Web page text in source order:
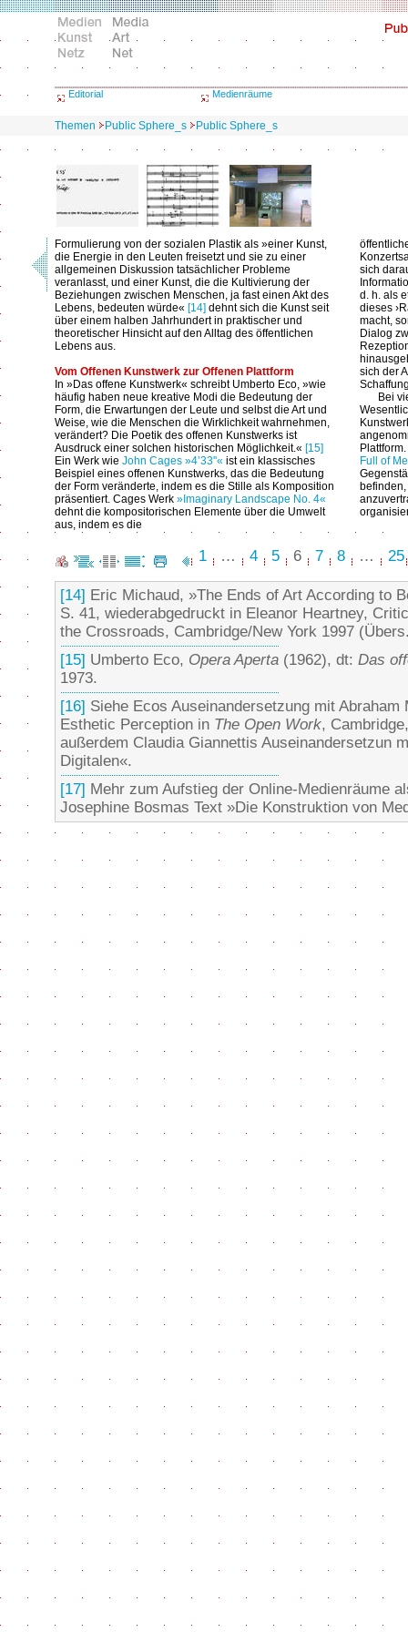
Editorial Medienräume
Themen Public Sphere_s Public Sphere_s
Formulierung von der sozialen Plastik als »einer Kunst,
die Energie in den Leuten freisetzt und sie zu einer
allgemeinen Diskussion tatsächlicher Probleme
veranlasst, und einer Kunst, die die Kultivierung der
Beziehungen zwischen Menschen, ja fast einen Akt des
Lebens, bedeuten würde« [14] dehnt sich die Kunst seit
über einem halben Jahrhundert in praktischer und
theoretischer Hinsicht auf den Alltag des öffentlichen
Lebens aus.
Vom Offenen Kunstwerk zur Offenen Plattform
In »Das offene Kunstwerk« schreibt Umberto Eco, »wie
häufig haben neue kreative Modi die Bedeutung der
Form, die Erwartungen der Leute und selbst die Art und
Weise, wie die Menschen die Wirklichkeit wahrnehmen,
verändert? Die Poetik des offenen Kunstwerks ist
Ausdruck einer solchen historischen Möglichkeit.« [15]
Ein Werk wie John Cages »4’33''« ist ein klassisches
Beispiel eines offenen Kunstwerks, das die Bedeutung
der Form veränderte, indem es die Stille als Komposition
präsentiert. Cages Werk »Imaginary Landscape No. 4«
dehnt die kompositorischen Elemente über die Umwelt
aus, indem es die
sich
d. h. als
dieses
macht,
Dialog
sich der
Bei
Plattform.
Full of
1 … 4 5 6 7 8 … 25
[14] Eric Michaud, »The Ends of Art According to
S. 41, wiederabgedruckt in Eleanor Heartney,
the Crossroads, Cambridge/New York 1997
[15] Umberto Eco, Opera Aperta (1962), dt: Das
1973.
[16] Siehe Ecos Auseinandersetzung mit Abraham
Esthetic Perception in The Open Work,
außerdem Claudia Giannettis Auseinandersetzun
Digitalen«.
[17] Mehr zum Aufstieg der Online-Medienräume
Josephine Bosmas Text »Die Konstruktion von